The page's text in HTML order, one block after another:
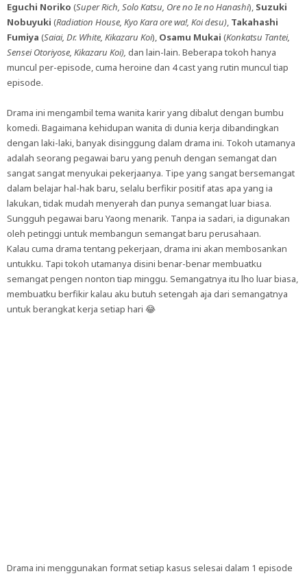
Eguchi Noriko (Super Rich, Solo Katsu, Ore no Ie no Hanashi), Suzuki
Nobuyuki (Radiation House, Kyo Kara ore wa!, Koi desu), Takahashi
Fumiya (Saiai, Dr. White, Kikazaru Koi), Osamu Mukai (Konkatsu Tantei,
Sensei Otoriyose, Kikazaru Koi), dan lain-lain. Beberapa tokoh hanya
muncul per-episode, cuma heroine dan 4 cast yang rutin muncul tiap
episode.
Drama ini mengambil tema wanita karir yang dibalut dengan bumbu
komedi. Bagaimana kehidupan wanita di dunia kerja dibandingkan
dengan laki-laki, banyak disinggung dalam drama ini. Tokoh utamanya
adalah seorang pegawai baru yang penuh dengan semangat dan
sangat sangat menyukai pekerjaanya. Tipe yang sangat bersemangat
dalam belajar hal-hak baru, selalu berfikir positif atas apa yang ia
lakukan, tidak mudah menyerah dan punya semangat luar biasa.
Sungguh pegawai baru Yaong menarik. Tanpa ia sadari, ia digunakan
oleh petinggi untuk membangun semangat baru perusahaan.
Kalau cuma drama tentang pekerjaan, drama ini akan membosankan
untukku. Tapi tokoh utamanya disini benar-benar membuatku
semangat pengen nonton tiap minggu. Semangatnya itu lho luar biasa,
membuatku berfikir kalau aku butuh setengah aja dari semangatnya
untuk berangkat kerja setiap hari 😂
Drama ini menggunakan format setiap kasus selesai dalam 1 episode